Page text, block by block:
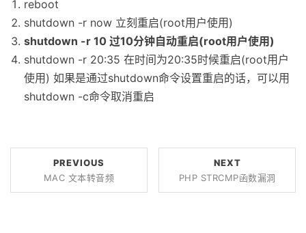
reboot
shutdown -r now 立刻重启(root用户使用)
shutdown -r 10 过10分钟自动重启(root用户使用)
shutdown -r 20:35 在时间为20:35时候重启(root用户
使用) 如果是通过shutdown命令设置重启的话，可以用
shutdown -c命令取消重启
PREVIOUS
MAC 文本转音频
NEXT
PHP STRCMP函数漏洞